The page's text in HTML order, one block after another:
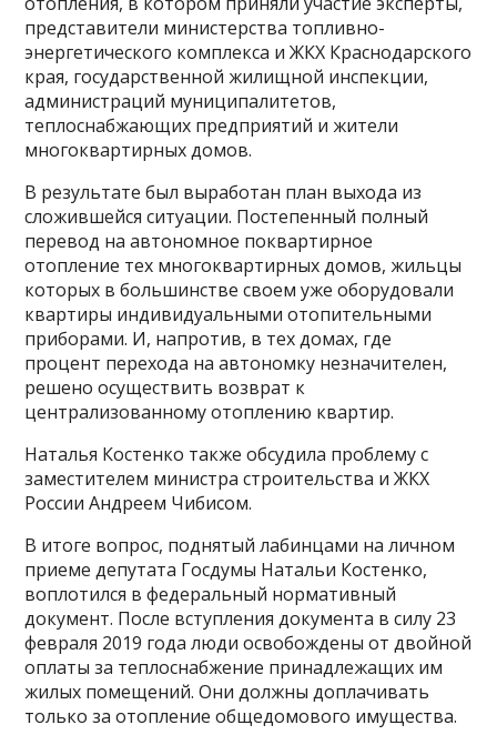
представители министерства топливно-
энергетического комплекса и ЖКХ Краснодарского
края, государственной жилищной инспекции,
администраций муниципалитетов,
теплоснабжающих предприятий и жители
многоквартирных домов.
В результате был выработан план выхода из
сложившейся ситуации. Постепенный полный
перевод на автономное поквартирное
отопление тех многоквартирных домов, жильцы
которых в большинстве своем уже оборудовали
квартиры индивидуальными отопительными
приборами. И, напротив, в тех домах, где
процент перехода на автономку незначителен,
решено осуществить возврат к
централизованному отоплению квартир.
Наталья Костенко также обсудила проблему с
заместителем министра строительства и ЖКХ
России Андреем Чибисом.
В итоге вопрос, поднятый лабинцами на личном
приеме депутата Госдумы Натальи Костенко,
воплотился в федеральный нормативный
документ. После вступления документа в силу 23
февраля 2019 года люди освобождены от двойной
оплаты за теплоснабжение принадлежащих им
жилых помещений. Они должны доплачивать
только за отопление общедомового имущества.